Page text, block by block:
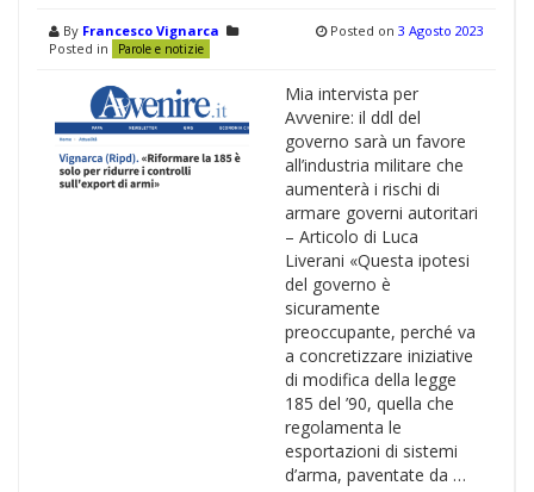
By Francesco Vignarca
Posted in
Parole e notizie
Posted on 3 Agosto 2023
Mia intervista per
Avvenire: il ddl del
governo sarà un favore
all’industria militare che
aumenterà i rischi di
armare governi autoritari
– Articolo di Luca
Liverani «Questa ipotesi
del governo è
sicuramente
preoccupante, perché va
a concretizzare iniziative
di modifica della legge
185 del ’90, quella che
regolamenta le
esportazioni di sistemi
d’arma, paventate da …